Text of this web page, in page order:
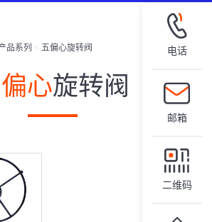
品系列 < 五偏心旋转阀
心旋转阀
电话
邮箱
二维码